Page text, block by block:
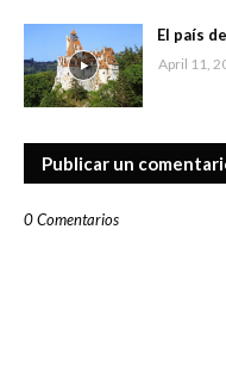
El país
April 11,
Publicar un
0 Comentarios